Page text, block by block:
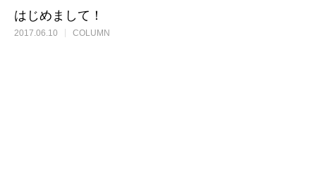
はじめまして！
2017.06.10 COLUMN